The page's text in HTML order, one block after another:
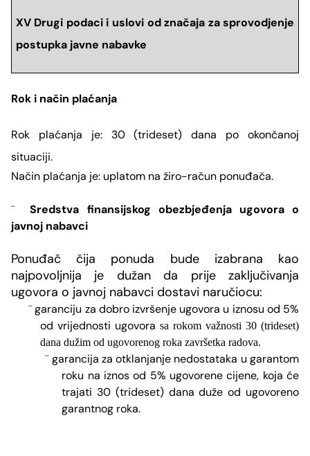
XV Drugi podaci i uslovi od značaja za sprovodjenje
postupka javne nabavke
Rok i način plaćanja
Rok plaćanja je:
30 (trideset) dana po okončanoj
situaciji.
Način plaćanja je: uplatom na žiro-račun ponuđača.
¨
Sredstva finansijskog obezbjeđenja ugovora o
javnoj nabavci
Ponuđač čija ponuda bude izabrana kao
najpovoljnija je dužan da prije zaključivanja
ugovora o javnoj nabavci dostavi naručiocu:
¨ garanciju za dobro izvršenje ugovora u iznosu od 5%
od vrijednosti ugovora sa rokom važnosti 30 (trideset)
dana dužim od ugovorenog roka završetka radova.
¨ garancija za otklanjanje nedostataka u garantom
roku na iznos od 5% ugovorene cijene, koja će
trajati 30 (trideset) dana duže od ugovoreno
garantnog roka.